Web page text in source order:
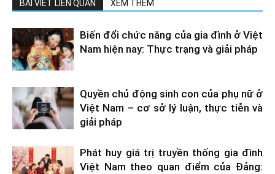
BÀI VIẾT LIÊN QUAN XEM THÊM
Biến đổi chức năng của gia đình ở Việt
Nam hiện nay: Thực trạng và giải pháp
Quyền chủ động sinh con của phụ nữ ở
Việt Nam – cơ sở lý luận, thực tiễn và
giải pháp
Phát huy giá trị truyền thống gia đình
Việt Nam theo quan điểm của Đảng: